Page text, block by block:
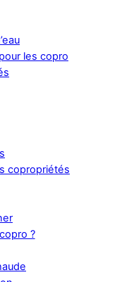
les copro
copropriétés
?